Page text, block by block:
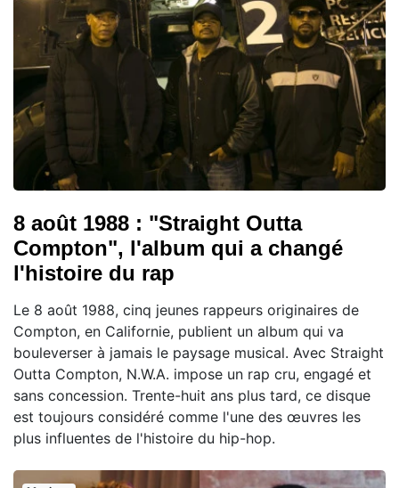
8 août 1988 : "Straight Outta
Compton", l'album qui a changé
l'histoire du rap
Le 8 août 1988, cinq jeunes rappeurs originaires de
Compton, en Californie, publient un album qui va
bouleverser à jamais le paysage musical. Avec Straight
Outta Compton, N.W.A. impose un rap cru, engagé et
sans concession. Trente-huit ans plus tard, ce disque
est toujours considéré comme l'une des œuvres les
plus influentes de l'histoire du hip-hop.